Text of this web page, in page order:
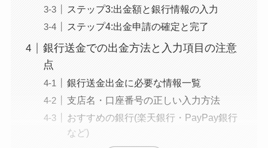
ステップ3:出金額と銀行情報の入力
ステップ4:出金申請の確定と完了
銀行送金での出金方法と入力項目の注意
点
銀行送金出金に必要な情報一覧
支店名・口座番号の正しい入力方法
おすすめの銀行(楽天銀行・PayPay銀行
など)